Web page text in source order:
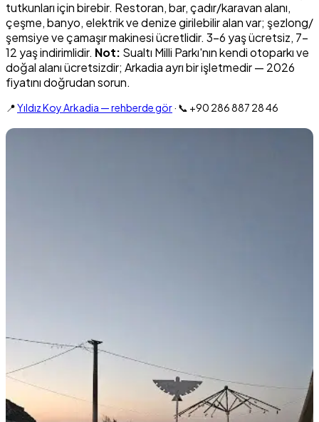
tutkunları için birebir. Restoran, bar, çadır/karavan alanı,
çeşme, banyo, elektrik ve denize girilebilir alan var; şezlong/
şemsiye ve çamaşır makinesi ücretlidir. 3-6 yaş ücretsiz, 7-
12 yaş indirimlidir. Not: Sualtı Milli Parkı'nın kendi otoparkı ve
doğal alanı ücretsizdir; Arkadia ayrı bir işletmedir — 2026
fiyatını doğrudan sorun.
📍Yıldız Koy Arkadia — rehberde gör· 📞 +90 286 887 28 46